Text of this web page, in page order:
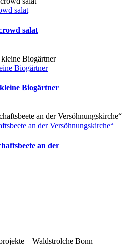
salat
salat
Biogärtner
Biogärtner
an der Versöhnungskirche“
an der